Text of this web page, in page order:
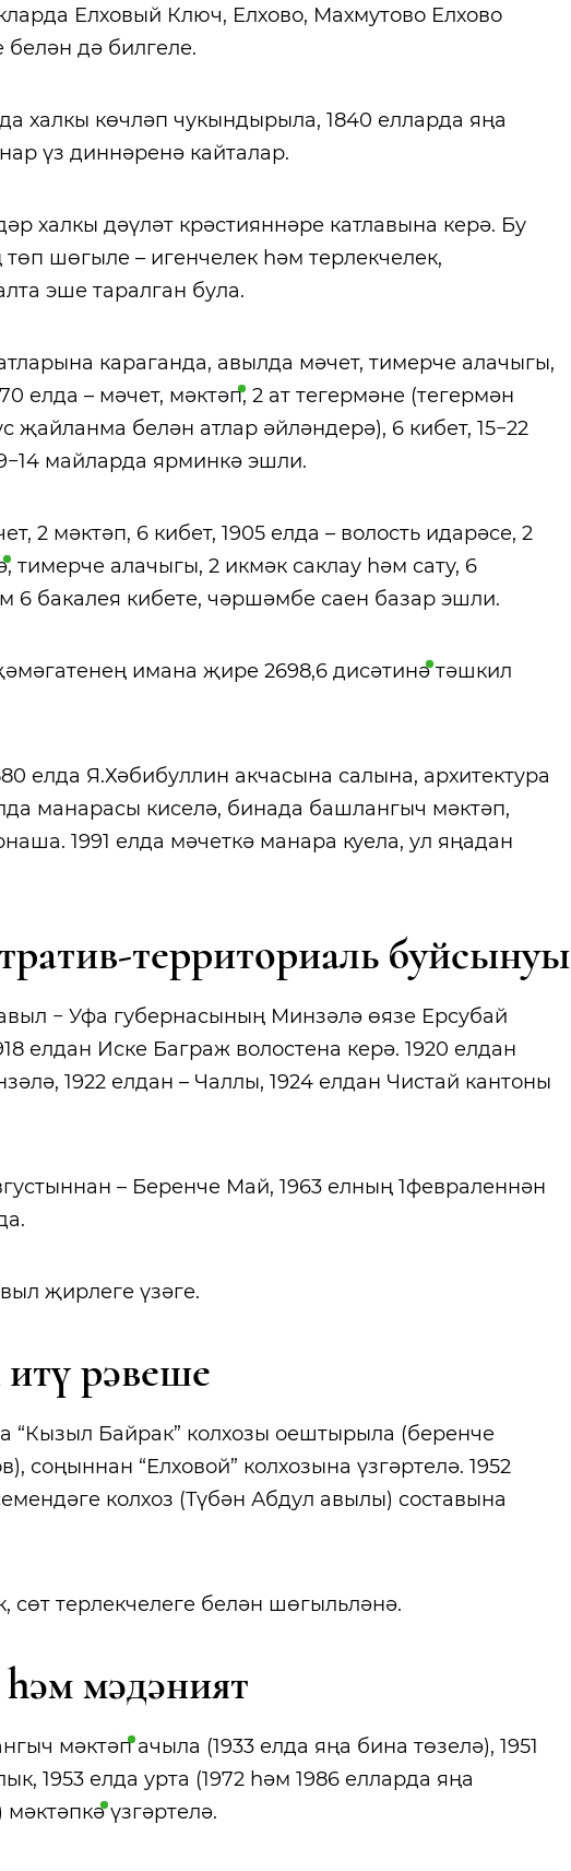
Елховый Ключ, Елхово, Махмутово Елхово
дә билгеле.
халкы көчләп чукындырыла, 1840 елларда яңа
үз диннәренә кайталар.
халкы дәүләт крәстияннәре катлавына керә. Бу
шөгыле – игенчелек һәм терлекчелек,
эше таралган була.
караганда, авылда мәчет, тимерче алачыгы,
елда – мәчет, мәктәп, 2 ат тегермәне (тегермән
җайланма белән атлар әйләндерә), 6 кибет, 15−22
майларда ярминкә эшли.
2 мәктәп, 6 кибет, 1905 елда – волость идарәсе, 2
, тимерче алачыгы, 2 икмәк саклау һәм сату, 6
6 бакалея кибете, чәршәмбе саен базар эшли.
имана җире 2698,6 дисәтинәтәшкил
елда Я.Хәбибуллин акчасына салына, архитектура
манарасы киселә, бинада башлангыч мәктәп,
1991 елда мәчеткә манара куела, ул яңадан
территориаль буйсынуы
авыл − Уфа губернасының Минзәлә өязе Ерсубай
елдан Иске Баграж волостена керә. 1920 елдан
1922 елдан – Чаллы, 1924 елдан Чистай кантоны
– Беренче Май, 1963 елның 1февраленнән
җирлеге үзәге.
рәвеше
“Кызыл Байрак” колхозы оештырыла (беренче
соңыннан “Елховой” колхозына үзгәртелә. 1952
колхоз (Түбән Абдул авылы) составына
сөт терлекчелеге белән шөгыльләнә.
мәдәният
мәктәпачыла (1933 елда яңа бина төзелә), 1951
1953 елда урта (1972 һәм 1986 елларда яңа
мәктәпкәүзгәртелә.